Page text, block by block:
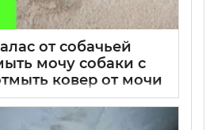
от собачьей
мочу собаки с
ковер от мочи